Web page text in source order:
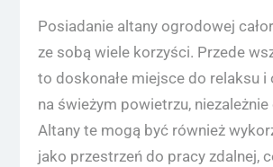
Posiadanie altany ogrodowej
ze sobą wiele korzyści. Przede
to doskonałe miejsce do relaksu i
na świeżym powietrzu,
Altany te mogą być również
jako przestrzeń do pracy zdalnej,